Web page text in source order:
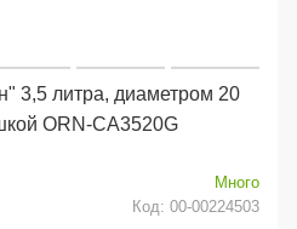
3,5 литра, диаметром 20
ORN-CA3520G
Много
Код: 00-00224503